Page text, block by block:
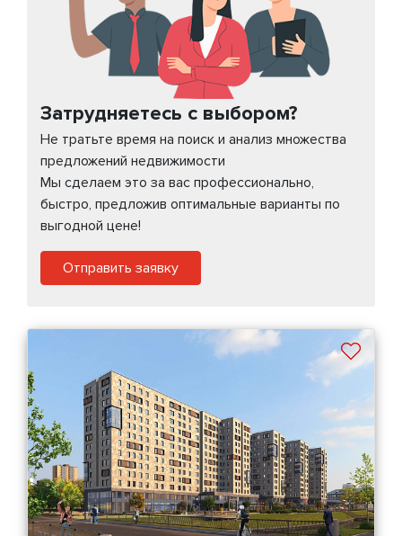
Затрудняетесь с выбором?
Не тратьте время на поиск и анализ множества
предложений недвижимости
Мы сделаем это за вас профессионально,
быстро, предложив оптимальные варианты по
выгодной цене!
Отправить заявку